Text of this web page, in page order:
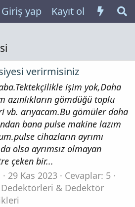
Giriş yap Kayıt ol
verirmisiniz
işim yok,Daha
azınlıkların gömdüğü toplu
vb. arıyacam.Bu gömüler daha
bana pulse makine lazım
cihazların ayrımı
olsa ayrımsız olmayan
çeken bir...
29 Kas 2023
Cevaplar: 5
& Dedektör